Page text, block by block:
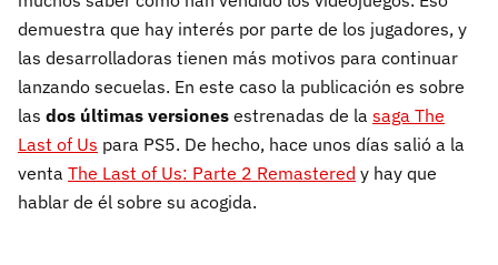
demuestra que hay interés por parte de los jugadores, y
las desarrolladoras tienen más motivos para continuar
lanzando secuelas. En este caso la publicación es sobre
las dos últimas versiones estrenadas de la saga The
Last of Us para PS5. De hecho, hace unos días salió a la
venta The Last of Us: Parte 2 Remastered y hay que
hablar de él sobre su acogida.